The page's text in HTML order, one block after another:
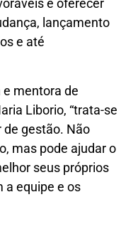
e oferecer
lançamento
e até
e mentora de
Liborio, “trata-se
gestão. Não
mas pode ajudar o
seus próprios
a equipe e os